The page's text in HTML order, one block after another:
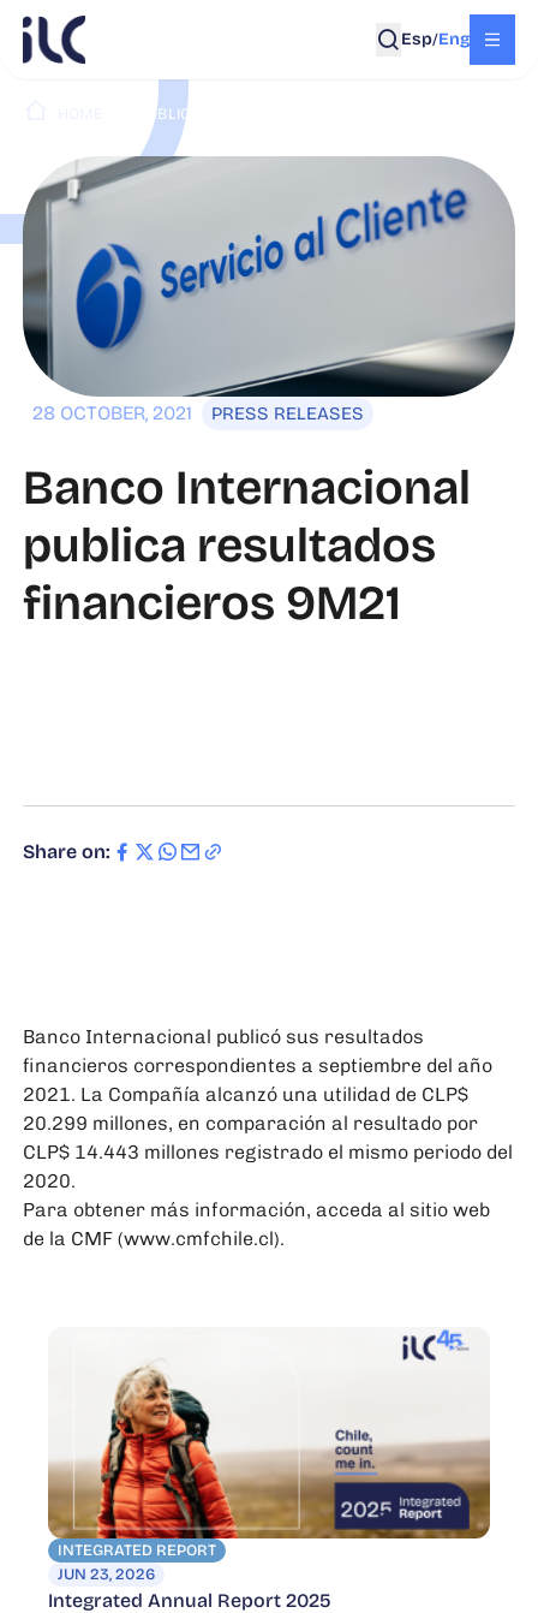
Eng
/
Esp
PUBLICATIONS
PRESS RELEASES
28 OCTOBER, 2021
Banco Internacional
publica resultados
financieros 9M21
Share on:
Banco Internacional publicó sus resultados
financieros correspondientes a septiembre del año
2021. La Compañía alcanzó una utilidad de CLP$
20.299 millones, en comparación al resultado por
CLP$ 14.443 millones registrado el mismo periodo del
2020.
Para obtener más información, acceda al sitio web
de la CMF (www.cmfchile.cl).
INTEGRATED REPORT
JUN 23, 2026
Integrated Annual Report 2025